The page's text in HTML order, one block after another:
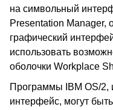
на символьный
Presentation Manager,
графический
использовать
оболочки Workplace
Программы IBM OS/
интерфейс, могут